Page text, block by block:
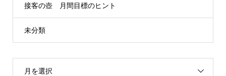
接客の壺 月間目標のヒント
未分類
月を選択